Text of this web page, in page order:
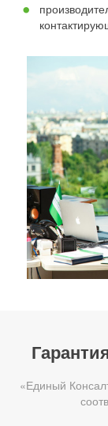
«Единый